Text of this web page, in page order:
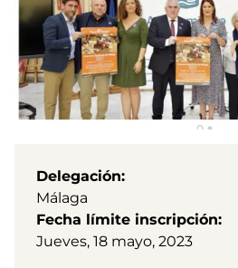
Delegación
Málaga
Fecha límite inscripción
Jueves, 18 mayo, 2023